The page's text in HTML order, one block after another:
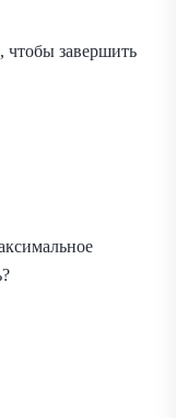
чтобы завершить